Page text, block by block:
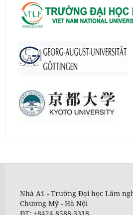
Nhà A1 - Trường Đại học Lâm
Chương Mỹ - Hà Nội